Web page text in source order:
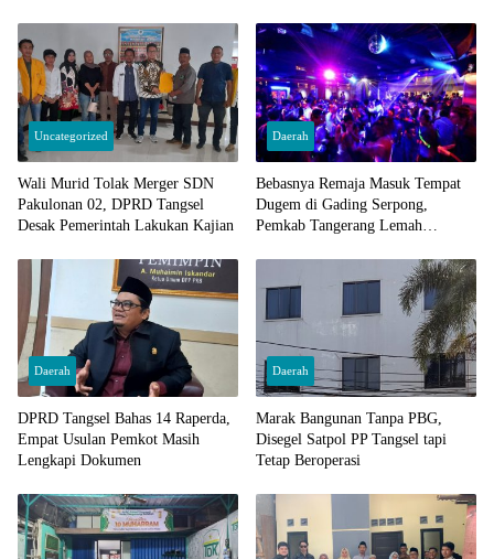
Uncategorized
Wali Murid Tolak Merger SDN
Pakulonan 02, DPRD Tangsel
Desak Pemerintah Lakukan Kajian
Daerah
Bebasnya Remaja Masuk Tempat
Dugem di Gading Serpong,
Pemkab Tangerang Lemah
Daerah
DPRD Tangsel Bahas 14 Raperda,
Empat Usulan Pemkot Masih
Lengkapi Dokumen
Daerah
Marak Bangunan Tanpa PBG,
Disegel Satpol PP Tangsel tapi
Tetap Beroperasi